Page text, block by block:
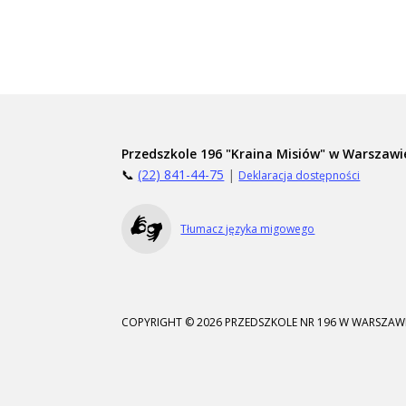
Przedszkole 196 "Kraina Misiów" w
📞(22) 841-44-75 | Deklaracja dostępności
Tłumacz języka migowego
COPYRIGHT © 2026 PRZEDSZKOLE NR 196 W